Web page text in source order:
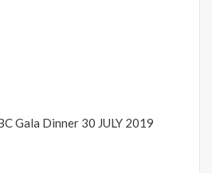
Gala Dinner 30 JULY 2019